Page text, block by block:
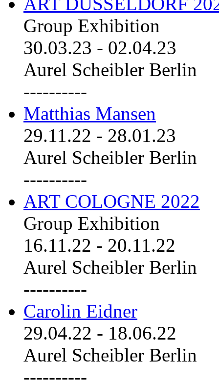
Group Exhibition
30.03.23 - 02.04.23
Aurel Scheibler Berlin
----------
Matthias Mansen
29.11.22 - 28.01.23
Aurel Scheibler Berlin
----------
ART COLOGNE 2022
Group Exhibition
16.11.22 - 20.11.22
Aurel Scheibler Berlin
----------
Carolin Eidner
29.04.22 - 18.06.22
Aurel Scheibler Berlin
----------